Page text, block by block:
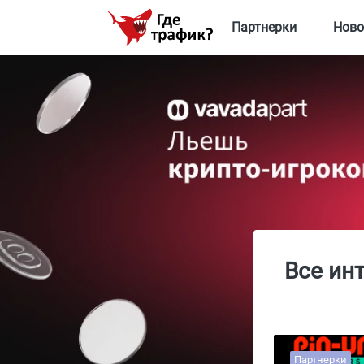
Партнерки
Все
Партнерки